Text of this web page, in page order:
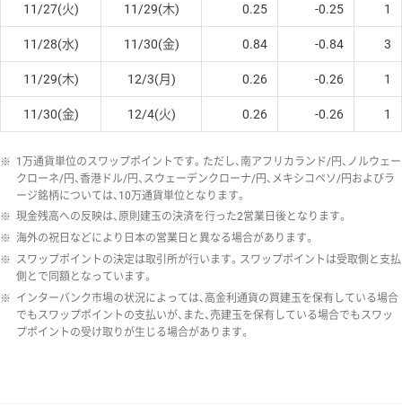
11/27(火) 11/29(木) 0.25 -0.25 1
11/28(水) 11/30(金) 0.84 -0.84 3
11/29(木) 12/3(月) 0.26 -0.26 1
11/30(金) 12/4(火) 0.26 -0.26 1
※ 1万通貨単位のスワップポイントです。ただし、南アフリカランド/円、ノルウェー
クローネ/円、香港ドル/円、スウェーデンクローナ/円、メキシコペソ/円およびラ
ージ銘柄については、10万通貨単位となります。
※ 現金残高への反映は、原則建玉の決済を行った2営業日後となります。
※ 海外の祝日などにより日本の営業日と異なる場合があります。
※ スワップポイントの決定は取引所が行います。スワップポイントは受取側と支払
側とで同額となっています。
※ インターバンク市場の状況によっては、高金利通貨の買建玉を保有している場合
でもスワップポイントの支払いが、また、売建玉を保有している場合でもスワッ
プポイントの受け取りが生じる場合があります。